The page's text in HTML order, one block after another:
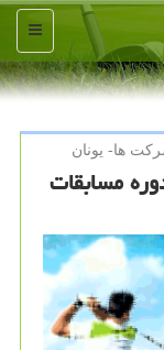
منو
ها- یونان
دوره مسابقات